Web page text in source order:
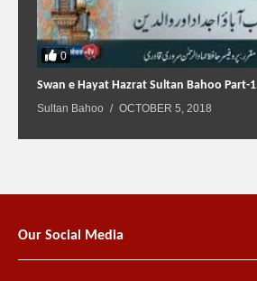
0
Swan e Hayat Hazrat Sultan Bahoo Part-1
Sultan Bahoo OCTOBER 5, 2018
Our Social Media